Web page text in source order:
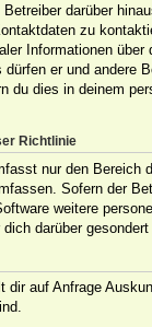
darüber
zu
Informationen über
dürfen er und andere
du dies in deinem
Richtlinie
nur den Bereich
Sofern der
weitere
darüber gesondert
dir auf Anfrage